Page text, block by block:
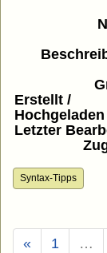
Erstellt /
Hochgeladen
Letzter
Syntax-Tipps
« 1 …